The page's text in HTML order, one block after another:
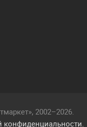
2002–2026.
конфиденциальности.